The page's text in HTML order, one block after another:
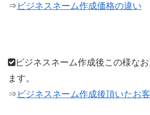
⇒ ビジネスネーム作成価格の違い
ビジネスネーム作成後この様な
ます。
⇒ ビジネスネーム作成後頂いたお